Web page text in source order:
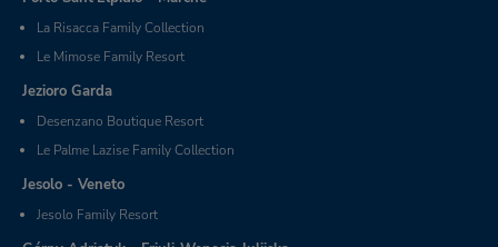
La Risacca Family Collection
Le Mimose Family Resort
Jezioro Garda
Desenzano Boutique Resort
Le Palme Lazise Family Collection
Jesolo - Veneto
Jesolo Family Resort